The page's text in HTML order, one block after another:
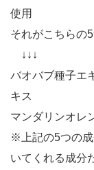
使用
それがこちらの
↓↓↓
バオバブ種子エ
キス
マンダリンオレ
※上記の5つの
いてくれる成分